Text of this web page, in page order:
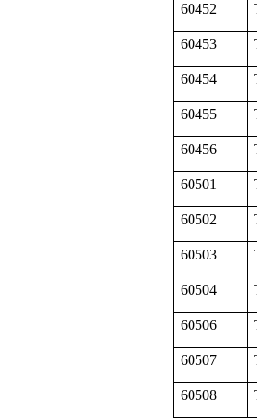
60452
60453
60454
60455
60456
60501
60502
60503
60504
60506
60507
60508